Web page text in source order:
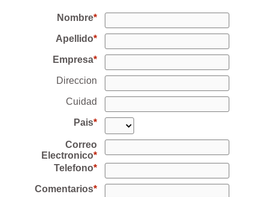
Nombre
Apellido
Empresa
Direccion
Cuidad
Pais
Correo
Electronico
Telefono
Comentarios